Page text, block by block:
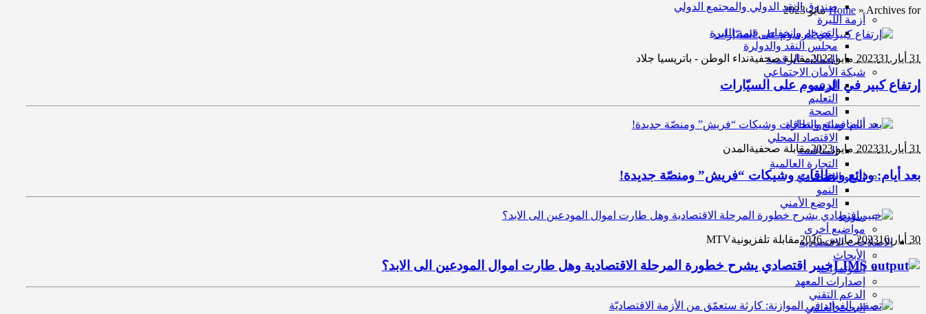
صندوق النقد الدولي والمجتمع الدولي
أزمة الليرة
التضخم وانخفاض قيمة الليرة
مجلس النقد والدولرة
العملات الرقمية
شبكة الأمان الاجتماعي
الدعم
التعليم
الصحة
المنافسة والتجارة
الاقتصاد المحلي
المنافسة
التجارة العالمية
النمو الاقتصادي
النمو
الوضع الأمني
سوريا
مواضيع أخرى
الاصلاحات الاقتصادية
الأبحاث
المؤتمرات
إصدارات المعهد
الدعم التقني
البحث العلمي
Home »Archives for مايو 2023
31 أيار,2023 31 مايو,2023 مقابلة صحفيةنداء الوطن - باتريسيا جلاد
إرتفاع كبير في الرسوم على السيّارات
31 أيار,2023 31 مايو,2023 مقابلة صحفية المدن
بعد أيام: ودائع وبطاقات وشيكات “فريش” ومنصّة جديدة!
30 أيار,2023 16 مارس,2026 مقابلة تلفزيونيةMTV
خبير اقتصادي يشرح خطورة المرحلة الاقتصادية وهل طارت اموال المودعين الى الابد؟